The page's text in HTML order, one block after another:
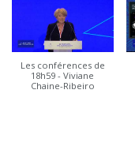
Les conférences de
18h59 - Viviane
Chaine-Ribeiro